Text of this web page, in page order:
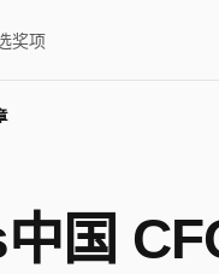
奖项
国